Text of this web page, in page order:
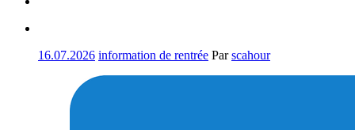
16.07.2026 information de rentrée Parscahour